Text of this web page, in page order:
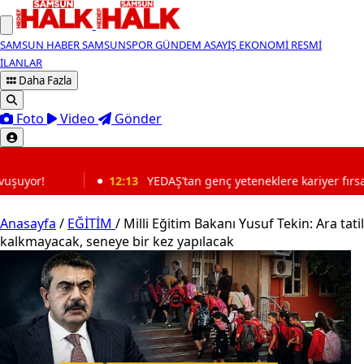
SAMSUN HABERSAMSUNSPORGÜNDEM ASAYİŞ EKONOMİ RESMİ
İLANLAR
Daha Fazla
Foto Video Gönder
YEDAŞ’tan genç yeteneklere kariyer fırsatı! Başvurular başladı
Anasayfa / EĞİTİM / Milli Eğitim Bakanı Yusuf Tekin: Ara tatil
kalkmayacak, seneye bir kez yapılacak